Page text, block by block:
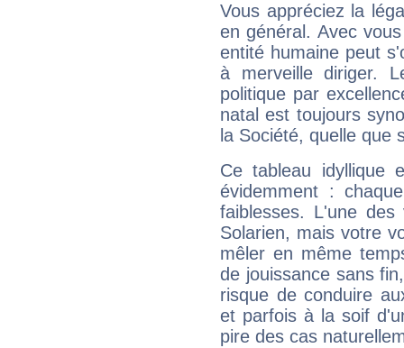
Vous appréciez la
en général. Avec
entité humaine peut
à merveille diriger.
politique par
natal est toujours
la Société, quelle que
Ce tableau idyllique
évidemment :
faiblesses. L'une
Solarien, mais votre
mêler en même
de jouissance sans
risque de conduire
et parfois à la soif
pire des cas